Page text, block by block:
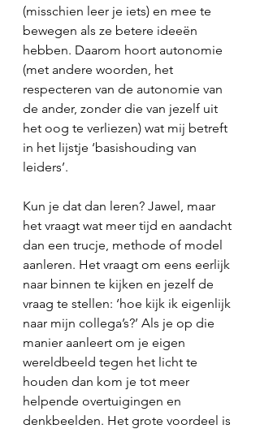
(misschien leer je iets) en mee te
bewegen als ze betere ideeën
hebben. Daarom hoort autonomie
(met andere woorden, het
respecteren van de autonomie van
de ander, zonder die van jezelf uit
het oog te verliezen) wat mij betreft
in het lijstje ‘basishouding van
leiders’.
Kun je dat dan leren? Jawel, maar
het vraagt wat meer tijd en aandacht
dan een trucje, methode of model
aanleren. Het vraagt om eens eerlijk
naar binnen te kijken en jezelf de
vraag te stellen: ‘hoe kijk ik eigenlijk
naar mijn collega’s?’ Als je op die
manier aanleert om je eigen
wereldbeeld tegen het licht te
houden dan kom je tot meer
helpende overtuigingen en
denkbeelden. Het grote voordeel is